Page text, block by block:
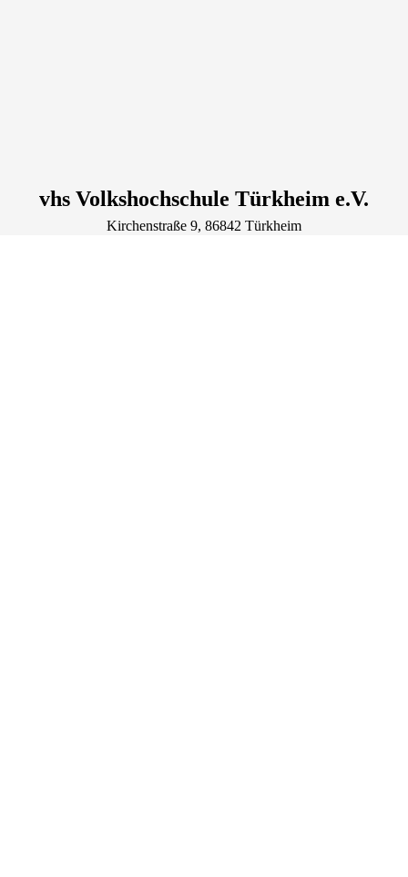
vhs Volkshochschule Türkheim e.V.
Kirchenstraße9, 86842 Türkheim